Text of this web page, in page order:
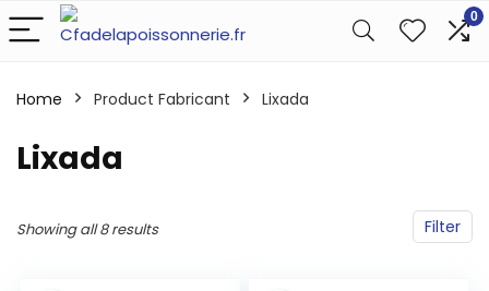
0
Home Product Fabricant ‎Lixada
‎Lixada
Filter
Showing all 8 results